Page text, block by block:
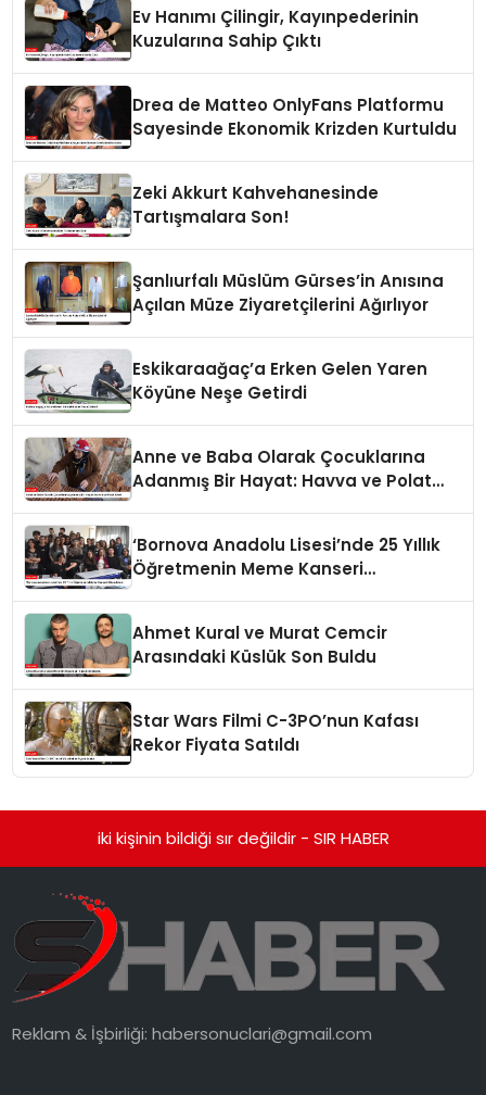
Ev Hanımı Çilingir, Kayınpederinin
Kuzularına Sahip Çıktı
Drea de Matteo OnlyFans Platformu
Sayesinde Ekonomik Krizden Kurtuldu
Zeki Akkurt Kahvehanesinde
Tartışmalara Son!
Şanlıurfalı Müslüm Gürses’in Anısına
Açılan Müze Ziyaretçilerini Ağırlıyor
Eskikaraağaç’a Erken Gelen Yaren
Köyüne Neşe Getirdi
Anne ve Baba Olarak Çocuklarına
Adanmış Bir Hayat: Havva ve Polat
‘Bornova Anadolu Lisesi’nde 25 Yıllık
Öğretmenin Meme Kanseri
Ahmet Kural ve Murat Cemcir
Arasındaki Küslük Son Buldu
Star Wars Filmi C-3PO’nun Kafası
Rekor Fiyata Satıldı
iki kişinin bildiği sır değildir - SIR HABER
Reklam & İşbirliği:habersonuclari@gmail.com